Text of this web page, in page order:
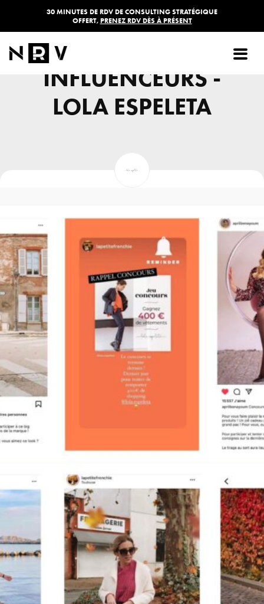
30 MINUTES DE RDV DE CONSULTING STRATÉGIQUE
OFFERT, PRENEZ RDV DÈS À PRÉSENT
PARTENARIATS
INFLUENCEURS -
LOLA ESPELETA